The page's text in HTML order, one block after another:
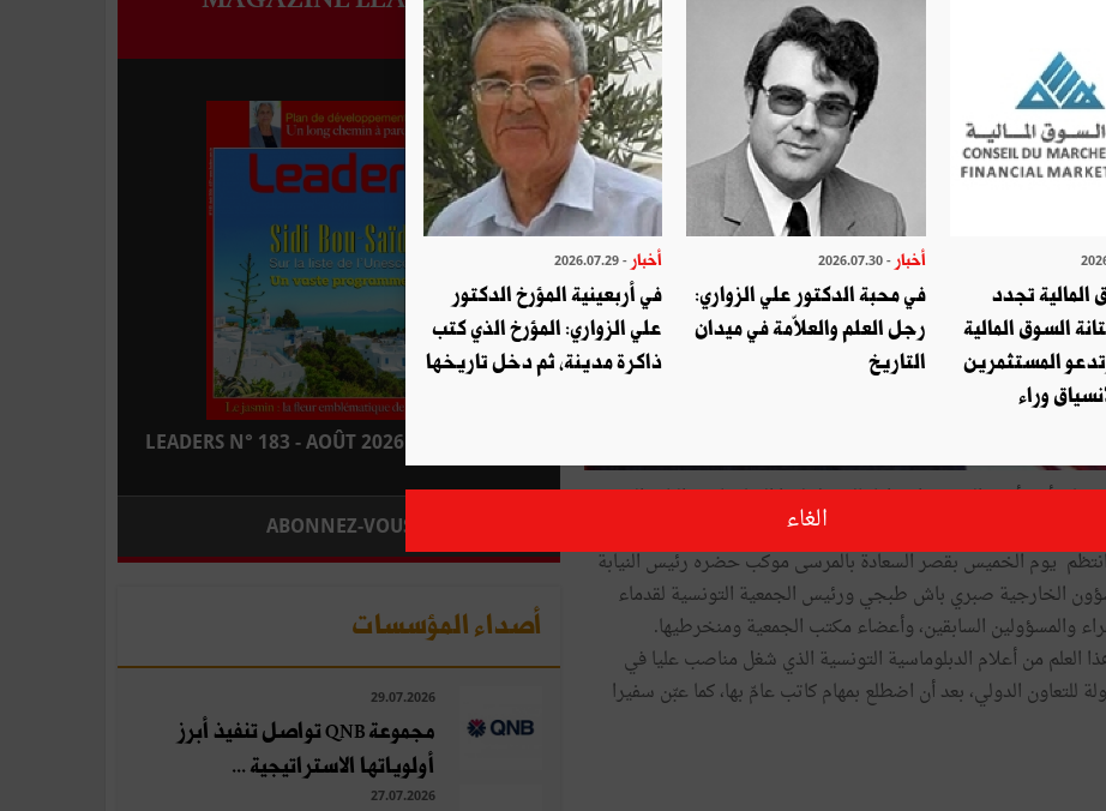
أحد أنهج المدينة، اعترافا بالجميل لهذا الدبلوماسي البارز الذي
انتظم يوم الخميس بقصر السعادة بالمرسى موكب حضره رئيس النيابة
الخارجية صبري باش طبجي ورئيس الجمعية التونسية لقدماء
والمسؤولين السابقين، وأعضاء مكتب الجمعية ومنخرطيها.
العلم من أعلام الدبلوماسية التونسية الذي شغل مناصب عليا في
للتعاون الدولي، بعد أن اضطلع بمهام كاتب عامّ بها، كما عبّن سفيرا
LEADERS N° 183 - AOÛT 2026 : EN KIOSQUE
ABONNEZ-VOUS
أصداء المؤسسات
29.07.2026
مجموعة QNB تواصل تنفيذ أبرز
أولوياتها الاستراتيجية ...
27.07.2026
المالية تجدد
السوق المالية
المستثمرين
وراء
أخبار - 2026.07.30
في محبة الدكتور علي الزواري:
رجل العلم والعلاّمة في ميدان
التاريخ
أخبار - 2026.07.29
في أربعينية المؤرخ الدكتور
علي الزواري: المؤرخ الذي كتب
ذاكرة مدينة، ثم دخل تاريخها
الغاء